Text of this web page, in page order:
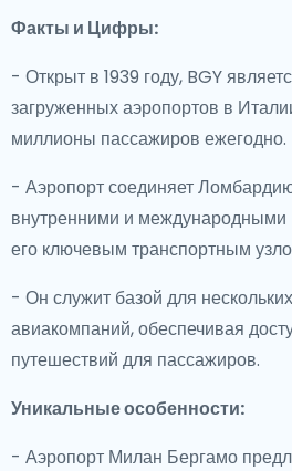
Факты и Цифры:
- Открыт в 1939 году, BGY
загруженных аэропортов в
миллионы пассажиров ежегодно.
- Аэропорт соединяет
внутренними и международными
его ключевым транспортным
- Он служит базой для
авиакомпаний, обеспечивая
путешествий для пассажиров.
Уникальные особенности:
- Аэропорт Милан Бергамо